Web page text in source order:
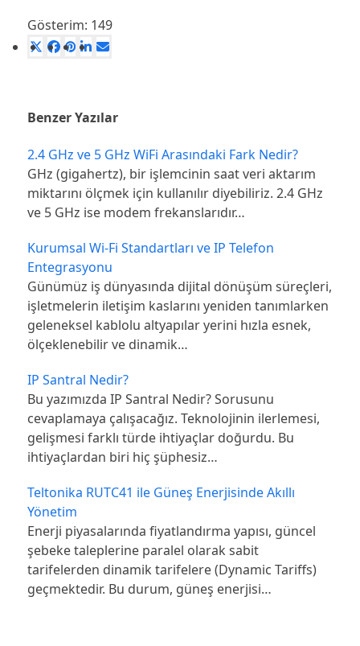
Gösterim: 149
Benzer Yazılar
2.4 GHz ve 5 GHz WiFi Arasındaki Fark Nedir?
GHz (gigahertz), bir işlemcinin saat veri aktarım
miktarını ölçmek için kullanılır diyebiliriz. 2.4 GHz
ve 5 GHz ise modem frekanslarıdır…
Kurumsal Wi-Fi Standartları ve IP Telefon
Entegrasyonu
Günümüz iş dünyasında dijital dönüşüm süreçleri,
işletmelerin iletişim kaslarını yeniden tanımlarken
geleneksel kablolu altyapılar yerini hızla esnek,
ölçeklenebilir ve dinamik…
IP Santral Nedir?
Bu yazımızda IP Santral Nedir? Sorusunu
cevaplamaya çalışacağız. Teknolojinin ilerlemesi,
gelişmesi farklı türde ihtiyaçlar doğurdu. Bu
ihtiyaçlardan biri hiç şüphesiz…
Teltonika RUTC41 ile Güneş Enerjisinde Akıllı
Yönetim
Enerji piyasalarında fiyatlandırma yapısı, güncel
şebeke taleplerine paralel olarak sabit
tarifelerden dinamik tarifelere (Dynamic Tariffs)
geçmektedir. Bu durum, güneş enerjisi…